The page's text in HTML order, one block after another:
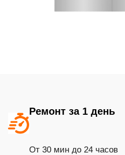
Ремонт за 1 день
От 30 мин до 24 часов